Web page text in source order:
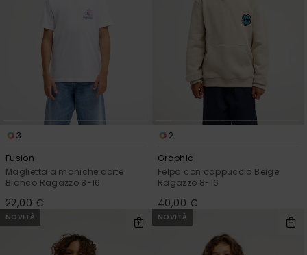
3
Fusion
Maglietta a maniche corte
Bianco Ragazzo 8-16
22,00 €
2
Graphic
Felpa con cappuccio Beige
Ragazzo 8-16
40,00 €
NOVITÀ NOVITÀ